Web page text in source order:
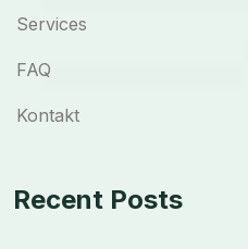
Services
FAQ
Kontakt
Recent Posts